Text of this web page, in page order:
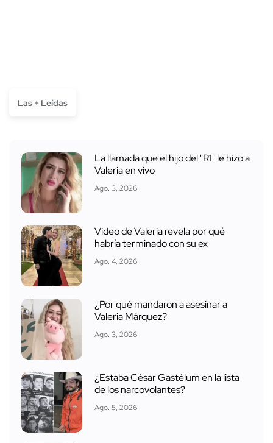
Las + Leídas
La llamada que el hijo del "R1" le hizo a
Valeria en vivo
Ago. 3, 2026
Video de Valeria revela por qué
habría terminado con su ex
Ago. 4, 2026
¿Por qué mandaron a asesinar a
Valeria Márquez?
Ago. 3, 2026
¿Estaba César Gastélum en la lista
de los narcovolantes?
Ago. 5, 2026